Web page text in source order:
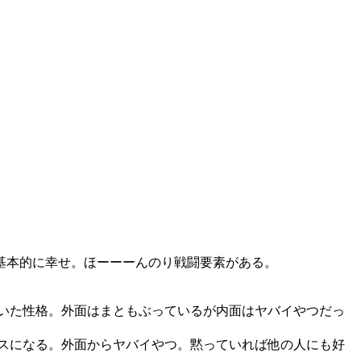
的に幸せ。ほーーーんのり戦闘要素がある。
性格。外面はまともぶっているが内面はヤバイやつだっ
なる。外面からヤバイやつ。黙っていれば他の人にも好